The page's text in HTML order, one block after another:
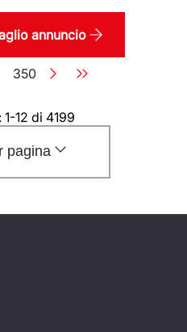
annuncio
Pagina
350
1-12 di 4199
pagina